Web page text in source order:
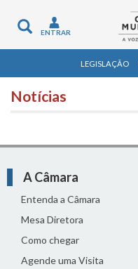
Toggle
navigation
ENTRAR
LEGISLAÇÃO
Notícias
A Câmara
Entenda a Câmara
Mesa Diretora
Como chegar
Agende uma Visita